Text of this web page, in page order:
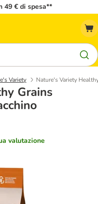
49 € di spesa**
Variety Nature's Variety
Grains
valutazione